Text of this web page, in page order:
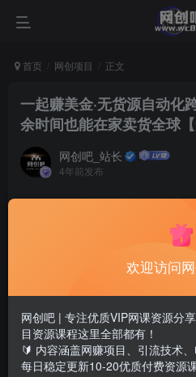
首页 网创项目 正文
一起赚美金·无货源自动化
余时间也能在家卖货全球【
网创吧_站长
4年前发布
欢迎访问
网创吧 | 专注优质VIP网课资源分
目资源课程这里全部都有！
🔰 内容涵盖网赚项目、引流技术
每日稳定更新10-20优质付费资源